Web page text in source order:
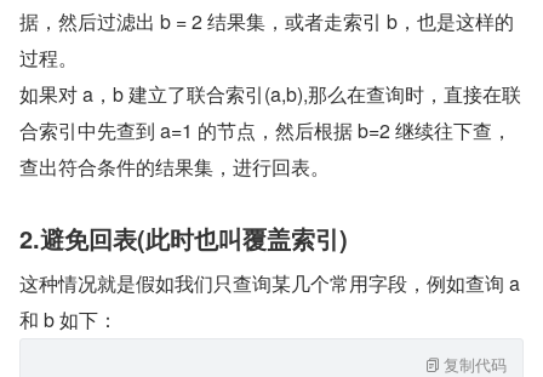
据，然后过滤出 b = 2 结果集，或者走索引 b，也是这样的
过程。
如果对 a，b 建立了联合索引(a,b),那么在查询时，直接在联
合索引中先查到 a=1 的节点，然后根据 b=2 继续往下查，
查出符合条件的结果集，进行回表。
2.避免回表(此时也叫覆盖索引)
这种情况就是假如我们只查询某几个常用字段，例如查询 a
和 b 如下：
复制代码